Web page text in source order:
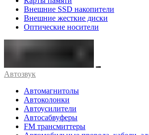
Внешние SSD накопители
Внешние жесткие диски
Оптические носители
Автозвук
Автомагнитолы
Автоколонки
Автоусилители
Автосабвуферы
FM трансмиттеры